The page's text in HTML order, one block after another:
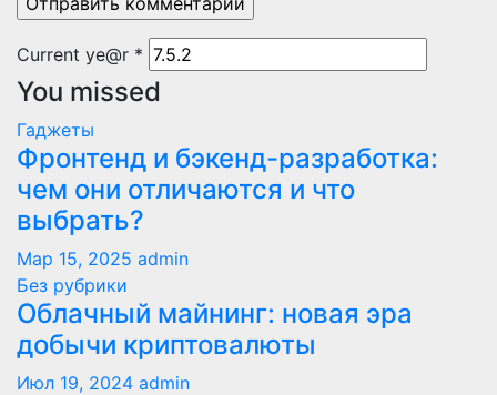
Current ye@r *
You missed
Гаджеты
Фронтенд и бэкенд-разработка:
чем они отличаются и что
выбрать?
Мар 15, 2025 admin
Без рубрики
Облачный майнинг: новая эра
добычи криптовалюты
Июл 19, 2024 admin